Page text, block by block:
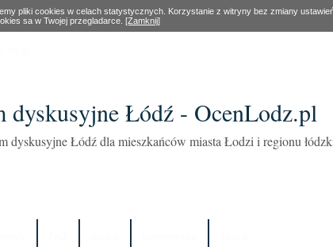
pliki cookies w celach statystycznych. Korzystanie z witryny bez zmiany
sa w Twojej przegladarce. [Zamknij]
dyskusyjne Łódź - OcenLodz.pl
dyskusyjne Łódź dla mieszkańców miasta Łodzi i regionu